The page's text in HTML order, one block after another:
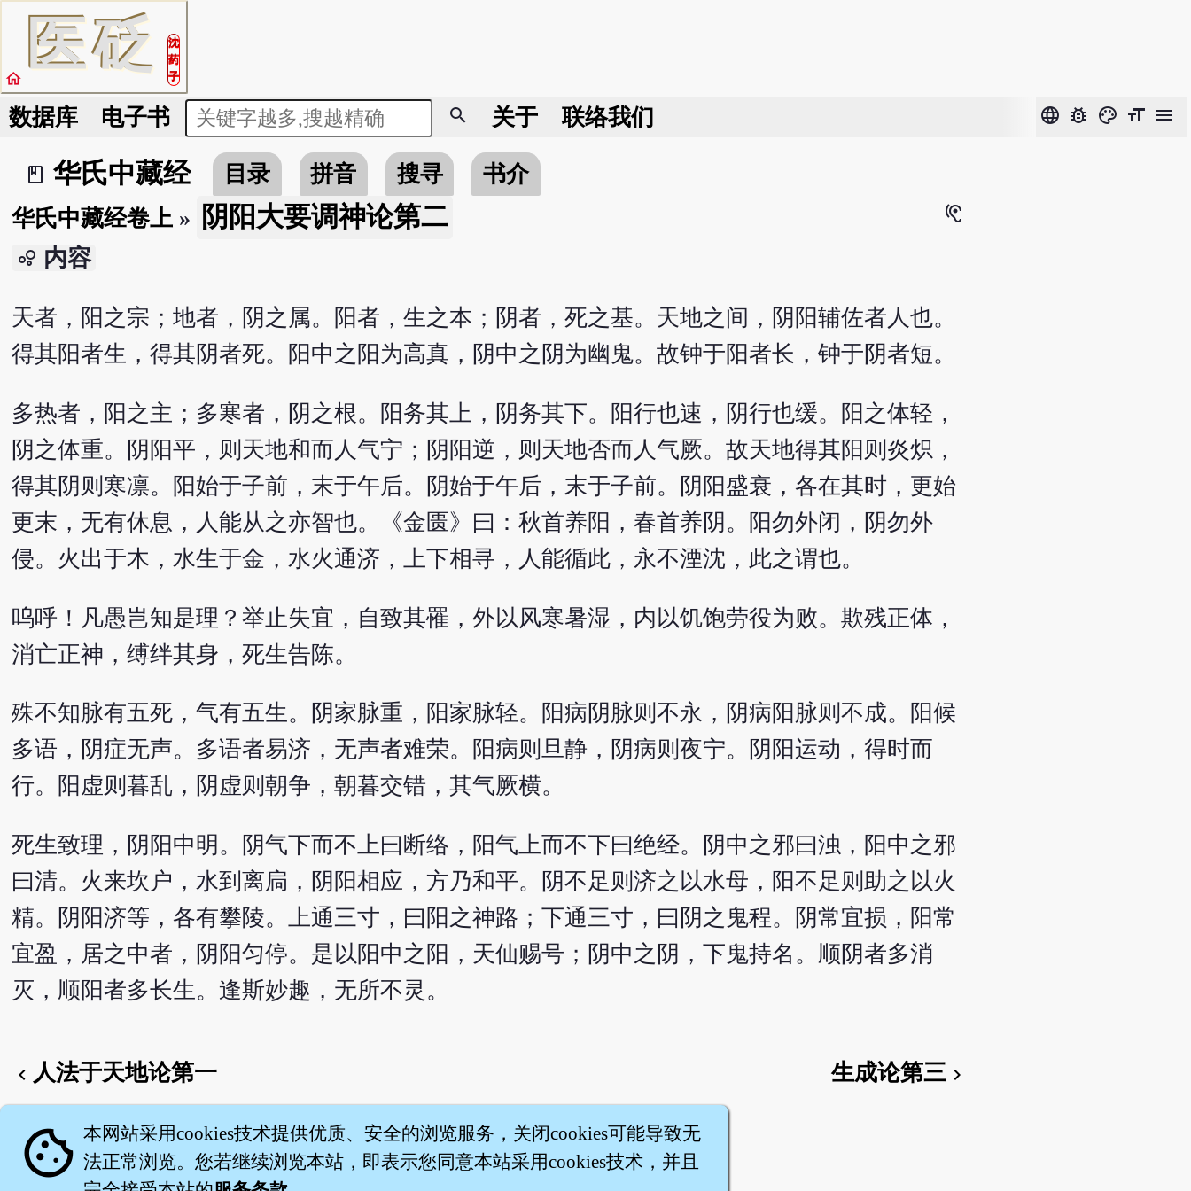
医砭
沈
药
子
home
数据库 电子书 search 关于 联络我们 language bug_report color_lens format_size menu
book_2
华氏中藏经 目录 拼音 搜寻
书介
华氏中藏经卷上» 阴阳大要调神论第二 hearing
bubble_chart 内容
天者，阳之宗；地者，阴之属。阳者，生之本；阴者，死之基。天地之间，阴阳辅佐者人也。
得其阳者生，得其阴者死。阳中之阳为高真，阴中之阴为幽鬼。故钟于阳者长，钟于阴者短。
多热者，阳之主；多寒者，阴之根。阳务其上，阴务其下。阳行也速，阴行也缓。阳之体轻，
阴之体重。阴阳平，则天地和而人气宁；阴阳逆，则天地否而人气厥。故天地得其阳则炎炽，
得其阴则寒凛。阳始于子前，末于午后。阴始于午后，末于子前。阴阳盛衰，各在其时，更始
更末，无有休息，人能从之亦智也。《金匮》曰：秋首养阳，春首养阴。阳勿外闭，阴勿外
侵。火出于木，水生于金，水火通济，上下相寻，人能循此，永不湮沈，此之谓也。
呜呼！凡愚岂知是理？举止失宜，自致其罹，外以风寒暑湿，内以饥饱劳役为败。欺残正体，
消亡正神，缚绊其身，死生告陈。
殊不知脉有五死，气有五生。阴家脉重，阳家脉轻。阳病阴脉则不永，阴病阳脉则不成。阳候
多语，阴症无声。多语者易济，无声者难荣。阳病则旦静，阴病则夜宁。阴阳运动，得时而
行。阳虚则暮乱，阴虚则朝争，朝暮交错，其气厥横。
死生致理，阴阳中明。阴气下而不上曰断络，阳气上而不下曰绝经。阴中之邪曰浊，阳中之邪
曰清。火来坎户，水到离扃，阴阳相应，方乃和平。阴不足则济之以水母，阳不足则助之以火
精。阴阳济等，各有攀陵。上通三寸，曰阳之神路；下通三寸，曰阴之鬼程。阴常宜损，阳常
宜盈，居之中者，阴阳匀停。是以阳中之阳，天仙赐号；阴中之阴，下鬼持名。顺阴者多消
灭，顺阳者多长生。逢斯妙趣，无所不灵。
chevron_left 人法于天地论第一 生成论第三chevron_right
English version
cookie 本网站采用cookies技术提供优质、安全的浏览服务，关闭cookies可能导致无
法正常浏览。您若继续浏览本站，即表示您同意本站采用cookies技术，并且